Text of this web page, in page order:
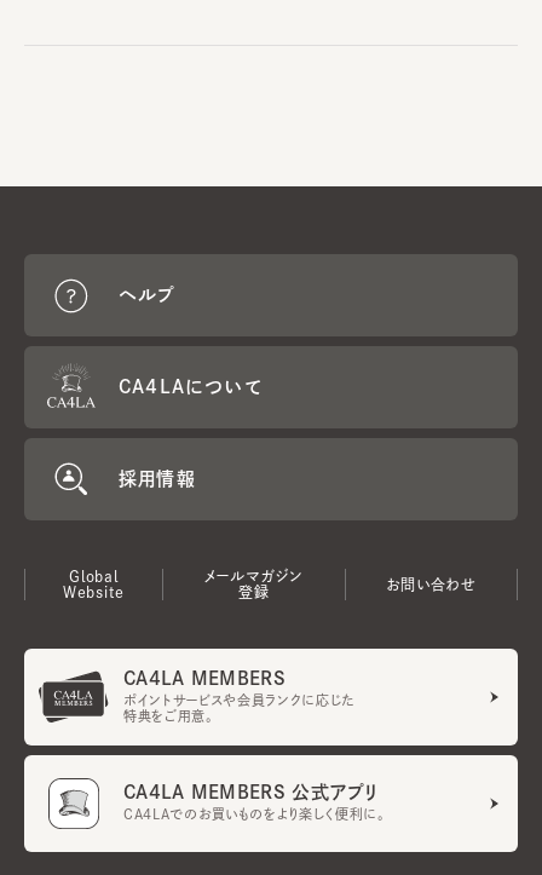
ヘルプ
CA4LAについて
採用情報
Global
Website
メールマガジン
登録
お問い合わせ
CA4LA MEMBERS
ポイントサービスや会員ランクに応じた
特典をご用意。
CA4LA MEMBERS 公式アプリ
CA4LAでのお買いものをより楽しく便利に。